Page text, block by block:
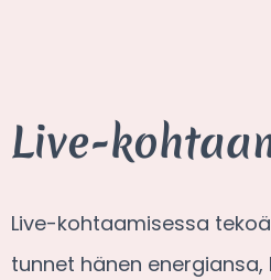
Live-
Live-kohtaamisessa
tunnet hänen